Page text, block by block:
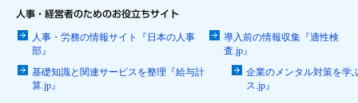
人事・労務の情報サイト『日本の人事
部』
導入前の情報収集『適性検
査.jp』
基礎知識と関連サービスを整理『給与計
算.jp』
企業のメンタル対策を学
ス.jp』